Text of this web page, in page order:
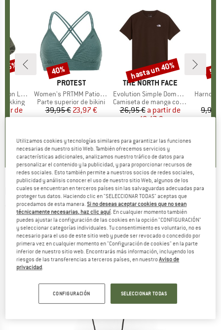
Socks
reducido
de
252)
MARCA
PROTEST
Artículo
Women's PRTMM Patio Triangle
Product group
Parte superior de bikini
Precio
39,95 €Precio reducido
23,97 €
Descuento
40%
MARCA
THE NORTH FACE
Artículo
Evolution Simple Dome Short Sleeve
Product group
Camiseta de manga corta
Precio
26,95 € Precio reducido
a partir de
16,17 €
4,8( 8)
Descuento
hasta un 40%
Artículo
9,95
DAKINE -No Zone Hat - Sombrero
(0)
Utilizamos cookies y tecnologías similares para garantizar las funciones
necesarias de nuestro sitio Web. También ofrecemos servicios y
características adicionales, analizamos nuestro tráfico de datos para
personalizar el contenido y la publicidad, y para proporcionar recursos de
redes sociales. Esto también permite a nuestros socios de redes sociales,
publicidad y análisis conocer el uso de nuestro sitio Web, algunos de los
cuales se encuentran en terceros países sin las salvaguardas adecuadas para
proteger tus datos. Haciendo clic en "SELECCIONAR TODAS" aceptas que
procedamos de esta manera.Si no deseas aceptar cookies que no sean
técnicamente necesarias, haz clic aquí. En cualquier momento también
puedes ajustar la configuración de las cookies en la opción "CONFIGURACIÓN"
y seleccionar categorías individuales. Tu consentimiento es voluntario, no es
necesario para el uso de este sitio web y puede ser revocado o concedido por
primera vez en cualquier momento en "Configuración de cookies" en la parte
inferior de nuestro sitio web. Encontrarás más información, incluyendo los
riesgos de las transferencias a terceros países, en nuestroAviso de
privacidad.
CONFIGURACIÓN SELECCIONAR TODAS